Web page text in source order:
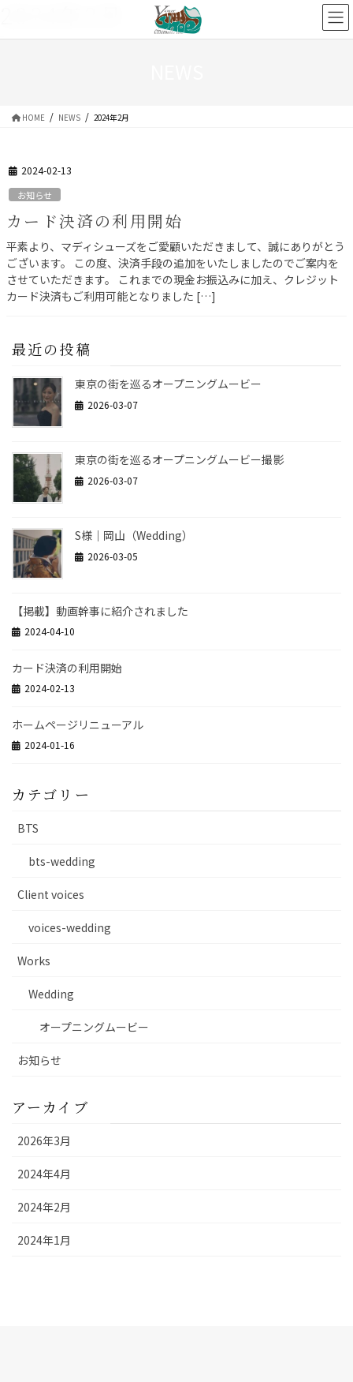
プ
動
HOME NEWS 2024年2月
2024-02-13
お知らせ
カード決済の利用開始
平素より、マディシューズをご愛顧いただきまして、誠にありがとう
ございます。 この度、決済手段の追加をいたしましたのでご案内を
させていただきます。 これまでの現金お振込みに加え、クレジット
カード決済もご利用可能となりました […]
最近の投稿
東京の街を巡るオープニングムービー
2026-03-07
東京の街を巡るオープニングムービー撮影
2026-03-07
S様｜岡山（Wedding）
2026-03-05
【掲載】動画幹事に紹介されました
2024-04-10
カード決済の利用開始
2024-02-13
ホームページリニューアル
2024-01-16
カテゴリー
BTS
bts-wedding
Client voices
voices-wedding
Works
Wedding
オープニングムービー
お知らせ
アーカイブ
2026年3月
2024年4月
2024年2月
2024年1月